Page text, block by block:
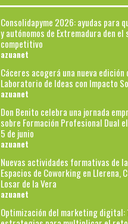
Consolidapyme 2026: ayudas para
y autónomos de Extremadura den el
competitivo
azuanet
Cáceres acogerá una nueva edición
Laboratorio de Ideas con Impacto
azuanet
Don Benito celebra una jornada
sobre Formación Profesional Dual
5 de junio
azuanet
Nuevas actividades formativas de la
Espacios de Coworking en Llerena,
Losar de la Vera
azuanet
Optimización del marketing digital: